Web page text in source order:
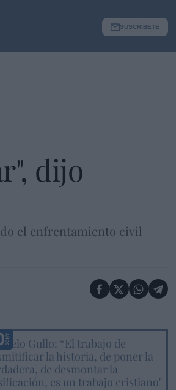
SUSCRÍBETE
dijo
el enfrentamiento civil
Gullo: “El trabajo de
la historia, de poner la
de desmontar la
es un trabajo cristiano"